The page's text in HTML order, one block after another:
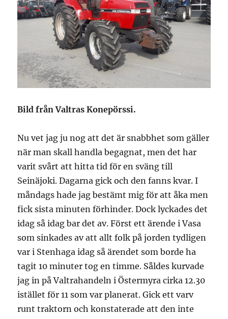
Bild från Valtras Konepörssi.
Nu vet jag ju nog att det är snabbhet som gäller
när man skall handla begagnat, men det har
varit svårt att hitta tid för en sväng till
Seinäjoki. Dagarna gick och den fanns kvar. I
måndags hade jag bestämt mig för att åka men
fick sista minuten förhinder. Dock lyckades det
idag så idag bar det av. Först ett ärende i Vasa
som sinkades av att allt folk på jorden tydligen
var i Stenhaga idag så ärendet som borde ha
tagit 10 minuter tog en timme. Såldes kurvade
jag in på Valtrahandeln i Östermyra cirka 12.30
istället för 11 som var planerat. Gick ett varv
runt traktorn och konstaterade att den inte